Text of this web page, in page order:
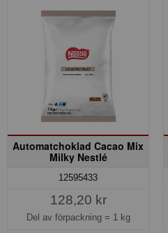
Automatchoklad Cacao Mix
Milky Nestlé
12595433
128,20 kr
Del av förpackning = 1 kg